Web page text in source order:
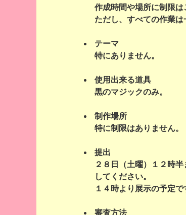
作成時間や場所に制限は
ただし、すべての作業は
テーマ
特にありません。
使用出来る道具
黒のマジックのみ。
制作場所
特に制限はありません。
提出
２８日（土曜）１２時
してください。
１４時より展示の予定で
審査方法